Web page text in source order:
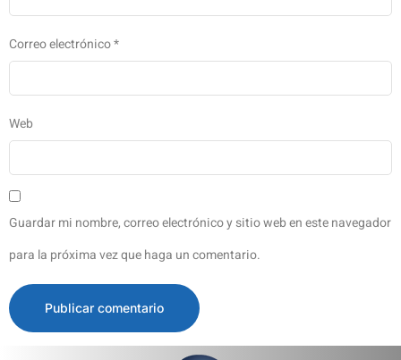
Correo electrónico*
Web
Guardar mi nombre, correo electrónico y sitio web en este navegador
para la próxima vez que haga un comentario.